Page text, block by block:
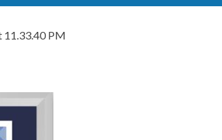
11.33.40 PM